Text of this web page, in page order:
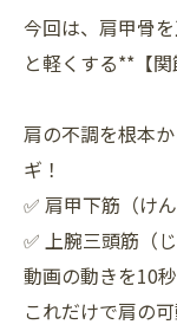
今回は、肩甲骨
と軽くする**【
肩の不調を根本
ギ！
✅ 肩甲下筋（け
✅ 上腕三頭筋（
動画の動きを10
これだけで肩の